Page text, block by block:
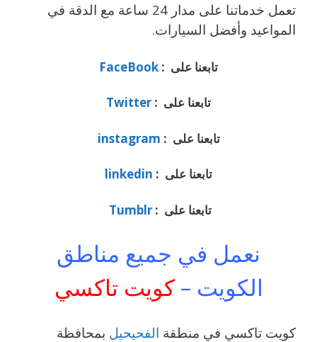
تعمل خدماتنا على مدار 24 ساعة مع الدقة في
المواعيد وأفضل السيارات.
تابعنا على : FaceBook
تابعنا على : Twitter
تابعنا على : instagram
تابعنا على : linkedin
تابعنا على :Tumblr
نعمل في جميع مناطق
الكويت –كويت تاكسي
كويت تاكسي في منطقة الفحيحيل بمحافظة